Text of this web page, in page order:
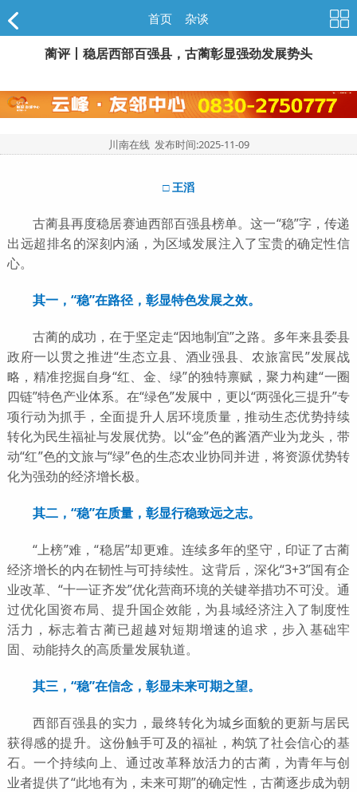
首页 杂谈
蔺评丨稳居西部百强县，古蔺彰显强劲发展势头
川南在线 发布时间:2025-11-09
□ 王滔
古蔺县再度稳居赛迪西部百强县榜单。这一“稳”字，传递
出远超排名的深刻内涵，为区域发展注入了宝贵的确定性信
心。
其一，“稳”在路径，彰显特色发展之效。
古蔺的成功，在于坚定走“因地制宜”之路。多年来县委县
政府一以贯之推进“生态立县、酒业强县、农旅富民”发展战
略，精准挖掘自身“红、金、绿”的独特禀赋，聚力构建“一圈
四链”特色产业体系。在“绿色”发展中，更以“两强化三提升”专
项行动为抓手，全面提升人居环境质量，推动生态优势持续
转化为民生福祉与发展优势。以“金”色的酱酒产业为龙头，带
动“红”色的文旅与“绿”色的生态农业协同并进，将资源优势转
化为强劲的经济增长极。
其二，“稳”在质量，彰显行稳致远之志。
“上榜”难，“稳居”却更难。连续多年的坚守，印证了古蔺
经济增长的内在韧性与可持续性。这背后，深化“3+3”国有企
业改革、“十一证齐发”优化营商环境的关键举措功不可没。通
过优化国资布局、提升国企效能，为县域经济注入了制度性
活力，标志着古蔺已超越对短期增速的追求，步入基础牢
固、动能持久的高质量发展轨道。
其三，“稳”在信念，彰显未来可期之望。
西部百强县的实力，最终转化为城乡面貌的更新与居民
获得感的提升。这份触手可及的福祉，构筑了社会信心的基
石。一个持续向上、通过改革释放活力的古蔺，为青年与创
业者提供了“此地有为，未来可期”的确定性，古蔺逐步成为朝